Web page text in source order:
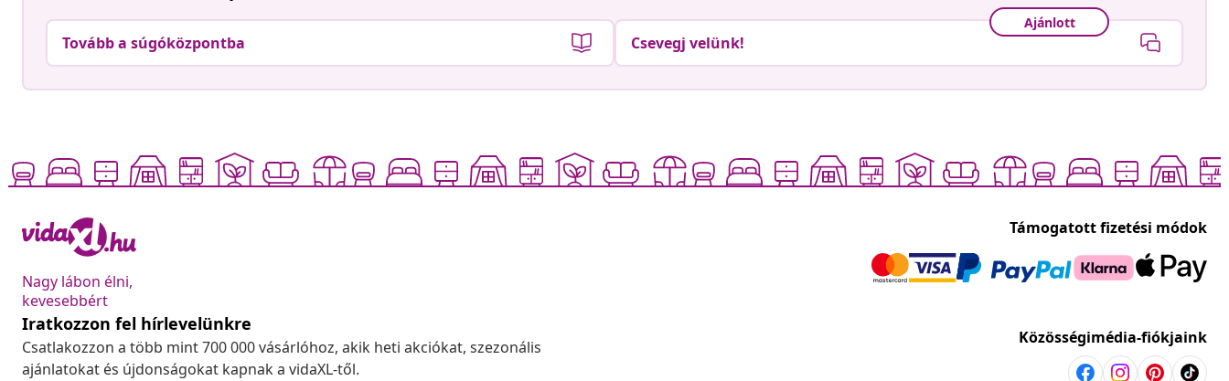
Tovább a súgóközpontba
Ajánlott
Csevegj velünk!
Nagy lábon élni,
kevesebbért
Támogatott fizetési módok
Iratkozzon fel hírlevelünkre
Csatlakozzon a több mint 700 000 vásárlóhoz, akik heti akciókat, szezonális
ajánlatokat és újdonságokat kapnak a vidaXL-től.
Közösségimédia-fiókjaink